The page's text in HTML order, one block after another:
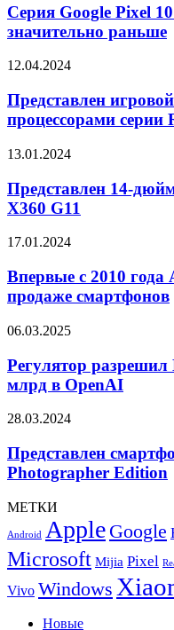
Pixel
10
может
значительно
Серия Google Pixel
значительно раньше
Представлен
ноутбук
Acer
Nitro
с
серии
Ryzen
12.04.2024
Представлен
процессорами серии
Представлен
дюймовый
хромбук
HP
X360
13.01.2024
Представлен 14-
X360 G11
Впервые
2010
года
Apple
Samsung
продаже
смартфонов
17.01.2024
Впервые с 2010 года
продаже смартфонов
Регулятор
Microsoft
инвестировать
$13
в
06.03.2025
Регулятор разрешил
млрд в OpenAI
Представлен
Nubia
Z60
Ultra
Edition
28.03.2024
Представлен
Photographer Edition
МЕТКИ
Android Apple Google
Microsoft Mijia Pixel
Vivo Windows
Новые